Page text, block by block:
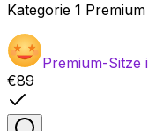
Kategorie 1 Premium
Premium-Sitze
€89